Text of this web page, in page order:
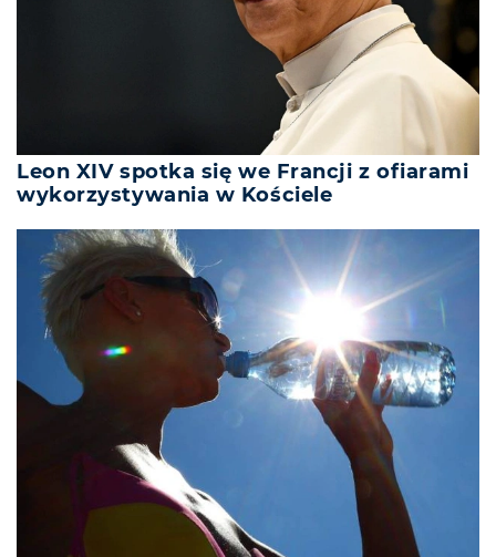
Leon XIV spotka się we Francji z ofiarami
wykorzystywania w Kościele